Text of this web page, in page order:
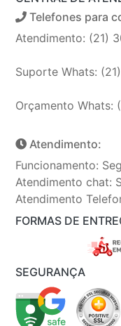
Telefones para
Atendimento: (21)
Suporte Whats:
Orçamento Whats:
Atendimento:
Funcionamento:
Atendimento chat:
Atendimento
FORMAS DE
SEGURANÇA